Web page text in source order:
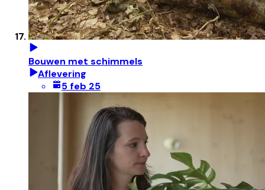
Bouwen met schimmels
Aflevering
5 feb 25